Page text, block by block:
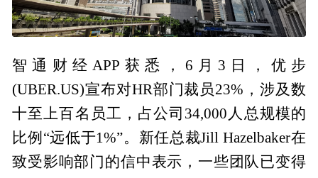
智通财经APP获悉，6月3日，优步
(UBER.US)宣布对HR部门裁员23%，涉及数
十至上百名员工，占公司34,000人总规模的
比例“远低于1%”。新任总裁Jill Hazelbaker在
致受影响部门的信中表示，一些团队已变得